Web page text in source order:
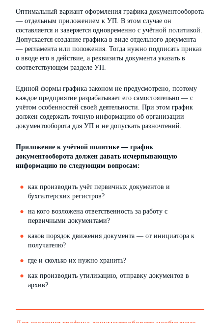
Оптимальный вариант оформления графика документооборота
— отдельным приложением к УП. В этом случае он
составляется и заверяется одновременно с учётной политикой.
Допускается создание графика в виде отдельного документа
— регламента или положения. Тогда нужно подписать приказ
о вводе его в действие, а реквизиты документа указать в
соответствующем разделе УП.
Единой формы графика законом не предусмотрено, поэтому
каждое предприятие разрабатывает его самостоятельно — с
учётом особенностей своей деятельности. При этом график
должен содержать точную информацию об организации
документооборота для УП и не допускать разночтений.
Приложение к учётной политике — график
документооборота должен давать исчерпывающую
информацию по следующим вопросам:
как производить учёт первичных документов и
бухгалтерских регистров?
на кого возложена ответственность за работу с
первичными документами?
каков порядок движения документа — от инициатора к
получателю?
где и сколько их нужно хранить?
как производить утилизацию, отправку документов в
архив?